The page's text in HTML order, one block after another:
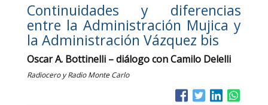
Continuidades y diferencias
entre la Administración Mujica y
la Administración Vázquez bis
Oscar A. Bottinelli – diálogo con Camilo Delelli
Radiocero y Radio Monte Carlo